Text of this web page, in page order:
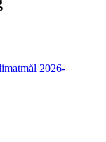
2026-